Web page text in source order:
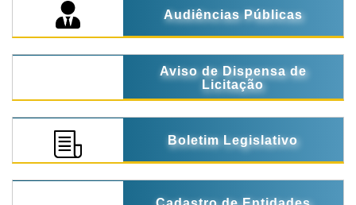
Audiências Públicas
Aviso de Dispensa de
Licitação
Boletim Legislativo